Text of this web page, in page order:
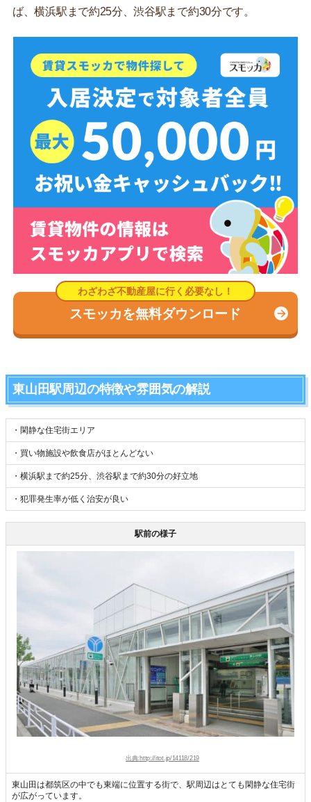
ば、横浜駅まで約25分、渋谷駅まで約30分です。
スモッカを無料ダウンロード
東山田駅周辺の特徴や雰囲気の解説
・閑静な住宅街エリア
・買い物施設や飲食店がほとんどない
・横浜駅まで約25分、渋谷駅まで約30分の好立地
・犯罪発生率が低く治安が良い
駅前の様子
出典:http://itot.jp/14118/219
東山田は都筑区の中でも東端に位置する街で、駅周辺はとても閑静な住宅街
が広がっています。